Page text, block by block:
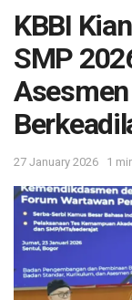
KBBI
SMP
27 January 2026 1